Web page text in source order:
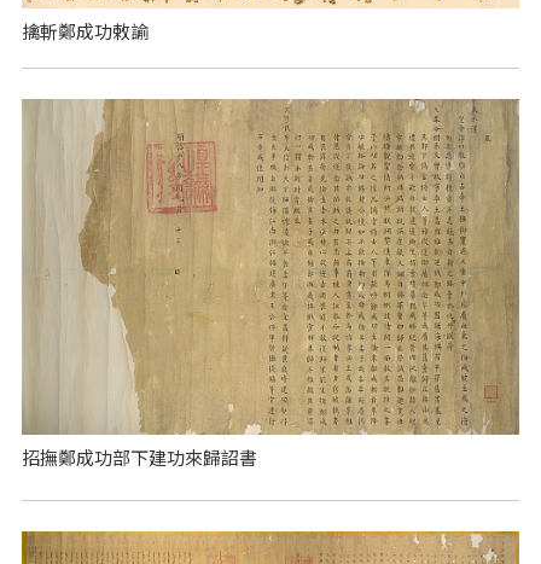
擒斬鄭成功敕諭
招撫鄭成功部下建功來歸詔書